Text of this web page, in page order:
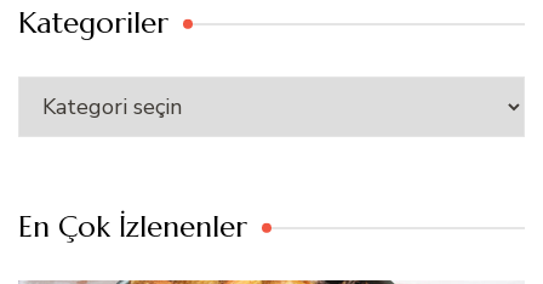
Kategoriler
Kategoriler
En Çok İzlenenler